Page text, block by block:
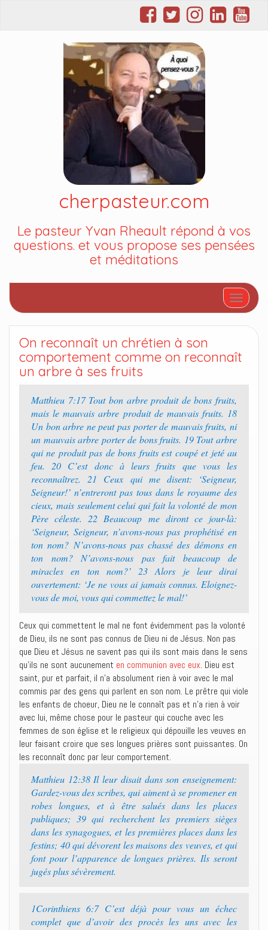
cherpasteur.com
Le pasteur Yvan Rheault répond à vos
questions. et vous propose ses pensées
et méditations
Afficher/
On reconnaît un chrétien à son
comportement comme on reconnaît
un arbre à ses fruits
Matthieu 7:17 Tout bon arbre produit de bons fruits,
mais le mauvais arbre produit de mauvais fruits. 18
Un bon arbre ne peut pas porter de mauvais fruits, ni
un mauvais arbre porter de bons fruits. 19 Tout arbre
qui ne produit pas de bons fruits est coupé et jeté au
feu. 20 C’est donc à leurs fruits que vous les
reconnaîtrez. 21 Ceux qui me disent: ‘Seigneur,
Seigneur!’ n’entreront pas tous dans le royaume des
cieux, mais seulement celui qui fait la volonté de mon
Père céleste. 22 Beaucoup me diront ce jour-là:
‘Seigneur, Seigneur, n’avons-nous pas prophétisé en
ton nom? N’avons-nous pas chassé des démons en
ton nom? N’avons-nous pas fait beaucoup de
miracles en ton nom?’ 23 Alors je leur dirai
ouvertement: ‘Je ne vous ai jamais connus. Eloignez-
vous de moi, vous qui commettez le mal!’
Ceux qui commettent le mal ne font évidemment pas la volonté
de Dieu, ils ne sont pas connus de Dieu ni de Jésus. Non pas
que Dieu et Jésus ne savent pas qui ils sont mais dans le sens
qu’ils ne sont aucunement en communion avec eux. Dieu est
saint, pur et parfait, il n’a absolument rien à voir avec le mal
commis par des gens qui parlent en son nom. Le prêtre qui viole
les enfants de choeur, Dieu ne le connaît pas et n’a rien à voir
avec lui, même chose pour le pasteur qui couche avec les
femmes de son église et le religieux qui dépouille les veuves en
leur faisant croire que ses longues prières sont puissantes. On
les reconnaît donc par leur comportement.
Matthieu 12:38 Il leur disait dans son enseignement:
Gardez-vous des scribes, qui aiment à se promener en
robes longues, et à être salués dans les places
publiques; 39 qui recherchent les premiers sièges
dans les synagogues, et les premières places dans les
festins; 40 qui dévorent les maisons des veuves, et qui
font pour l’apparence de longues prières. Ils seront
jugés plus sévèrement.
1Corinthiens 6:7 C’est déjà pour vous un échec
complet que d’avoir des procès les uns avec les